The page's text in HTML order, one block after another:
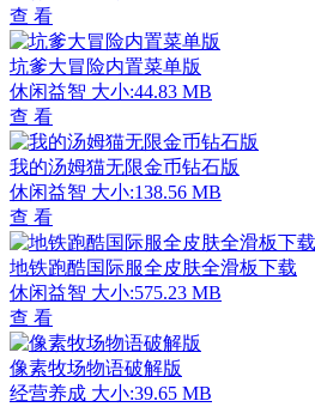
查 看
坑爹大冒险内置菜单版
休闲益智 大小:44.83 MB
查 看
我的汤姆猫无限金币钻石版
休闲益智 大小:138.56 MB
查 看
地铁跑酷国际服全皮肤全滑板下载
休闲益智 大小:575.23 MB
查 看
像素牧场物语破解版
经营养成 大小:39.65 MB